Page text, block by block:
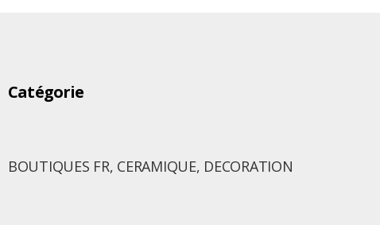
Catégorie
BOUTIQUES FR, CERAMIQUE, DECORATION